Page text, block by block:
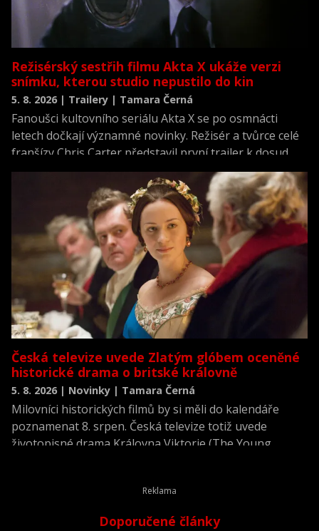
Režisérský sestřih filmu Akta X ukáže verzi
snímku, kterou studio nepustilo do kin
5. 8. 2026 | Trailery | Tamara Černá
Fanoušci kultovního seriálu Akta X se po osmnácti
letech dočkají významné novinky. Režisér a tvůrce celé
franšízy Chris Carter představil první trailer k dosud
neviděné režisérské verzi filmu Akta X: Chci uvěřit.
Česká televize uvede Zlatým glóbem oceněné
historické drama o britské královně
5. 8. 2026 | Novinky | Tamara Černá
Milovníci historických filmů by si měli do kalendáře
poznamenat 8. srpen. Česká televize totiž uvede
životopisné drama Královna Viktorie (The Young
Doporučené články